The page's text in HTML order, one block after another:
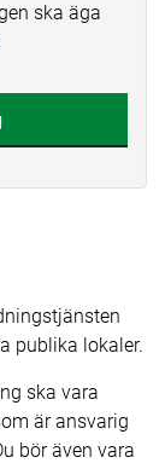
ska äga
publika lokaler.
ska vara
är ansvarig
bör även vara